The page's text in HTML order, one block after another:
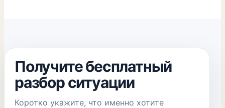
Получите бесплатный
разбор ситуации
Коротко укажите, что именно хотите